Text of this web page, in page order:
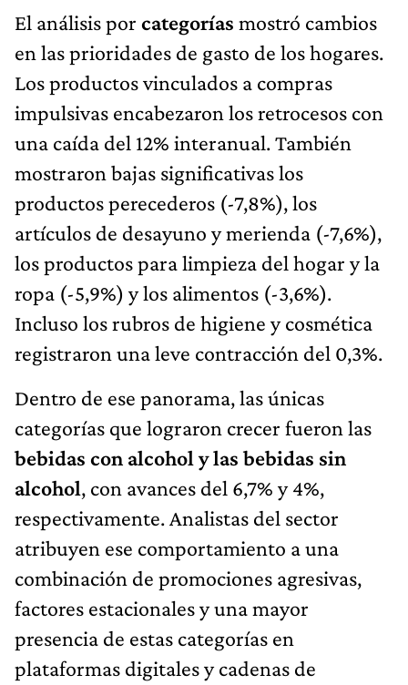
El análisis por categorías mostró cambios
en las prioridades de gasto de los hogares.
Los productos vinculados a compras
impulsivas encabezaron los retrocesos con
una caída del 12% interanual. También
mostraron bajas significativas los
productos perecederos (-7,8%), los
artículos de desayuno y merienda (-7,6%),
los productos para limpieza del hogar y la
ropa (-5,9%) y los alimentos (-3,6%).
Incluso los rubros de higiene y cosmética
registraron una leve contracción del 0,3%.
Dentro de ese panorama, las únicas
categorías que lograron crecer fueron las
bebidas con alcohol y las bebidas sin
alcohol, con avances del 6,7% y 4%,
respectivamente. Analistas del sector
atribuyen ese comportamiento a una
combinación de promociones agresivas,
factores estacionales y una mayor
presencia de estas categorías en
plataformas digitales y cadenas de